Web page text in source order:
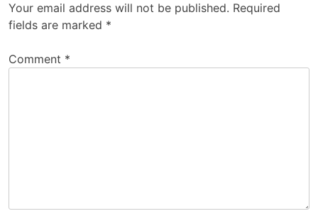
Your email address will not be published. Required
fields are marked *
Comment *